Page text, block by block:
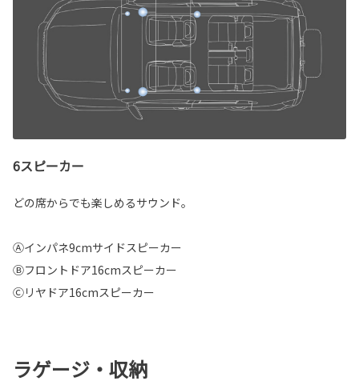
6スピーカー
どの席からでも楽しめるサウンド。
Ⓐインパネ9cmサイドスピーカー
Ⓑフロントドア16cmスピーカー
Ⓒリヤドア16cmスピーカー
ラゲージ・収納